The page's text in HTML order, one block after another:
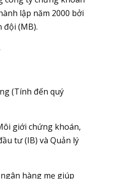
lập năm 2000 bởi
đội (MB).
(Tính đến quý
giới chứng khoán,
tư (IB) và Quản lý
hàng mẹ giúp